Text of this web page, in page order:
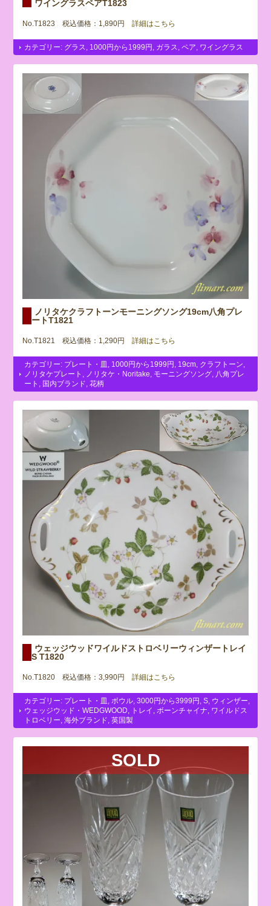
ワイングラスペアT1823
No.T1823 税込価格：1,890円 詳細はこちら
カテゴリー: グラス 1000円から1999円 ガラス ,ペア ワイングラス
ノリタケクラフトーンモーニングソング19cm八角プレ
ートT1821
No.T1821 税込価格：1,290円 詳細はこちら
カテゴリー: プレート・皿 1000円から1999円 19cm クラフトーン
ノリタケプレート
ノリタケ・Noritake モーニングソング
八角プレ
ート
国内ブランド ,花柄
ウェッジウッドワイルドストロベリーウィンザートレイ
S T1820
No.T1820 税込価格：3,990円 詳細はこちら
カテゴリー: プレート・皿 ,ボウル,3000円から3999円 ,S, ウィンザー,
ウェッジウッド・WEDGWOOD, トレイ ,ボーンチャイナ, ワイルドス
トロベリー,海外ブランド,英国製
SOLD